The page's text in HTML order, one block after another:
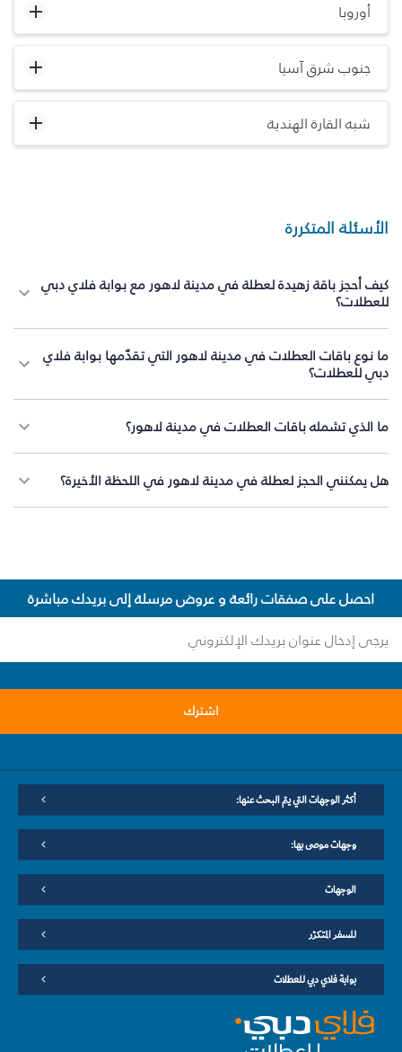
أوروبا
جنوب شرق آسيا
شبه القارة الهندية
الأسئلة المتكررة
كيف أحجز باقة زهيدة لعطلة في مدينة لاهور مع بوابة فلاي دبي
للعطلات؟
ما نوع باقات العطلات في مدينة لاهور التي تقدّمها بوابة فلاي
دبي للعطلات؟
ما الذي تشمله باقات العطلات في مدينة لاهور؟
هل يمكنني الحجز لعطلة في مدينة لاهور في اللحظة الأخيرة؟
احصل على صفقات رائعة و عروض مرسلة إلى بريدك مباشرة
اشترك
أكثر الوجهات التي يتم البحث عنها:
وجهات موصى بها:
الوجهات
للسفر المتكرّر
بوابة فلاي دبي للعطلات